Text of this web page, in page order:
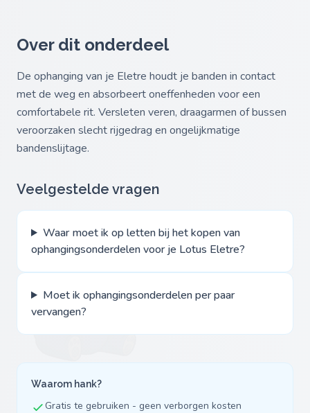
Over dit onderdeel
De ophanging van je Eletre houdt je banden in contact
met de weg en absorbeert oneffenheden voor een
comfortabele rit. Versleten veren, draagarmen of bussen
veroorzaken slecht rijgedrag en ongelijkmatige
bandenslijtage.
Veelgestelde vragen
Waar moet ik op letten bij het kopen van
ophangingsonderdelen voor je Lotus Eletre?
Moet ik ophangingsonderdelen per paar
vervangen?
Waarom hank?
Gratis te gebruiken - geen verborgen kosten